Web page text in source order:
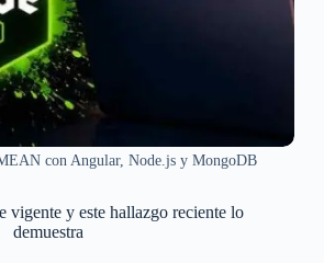
con Angular, Node.js y MongoDB
y este hallazgo reciente lo
demuestra